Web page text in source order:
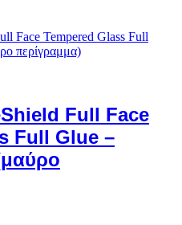
Full Face
Full Glue –